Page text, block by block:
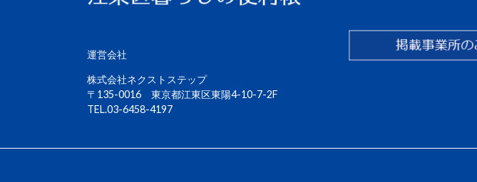
運営会社
株式会社ネクストステップ
〒135-0016 東京都江東区東陽4-10-7-2F
TEL.03-6458-4197